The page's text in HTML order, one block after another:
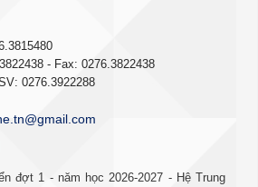
- Fax: 0276.3822438
0276.3922288
đợt 1 - năm học 2026-2027 - Hệ Trung